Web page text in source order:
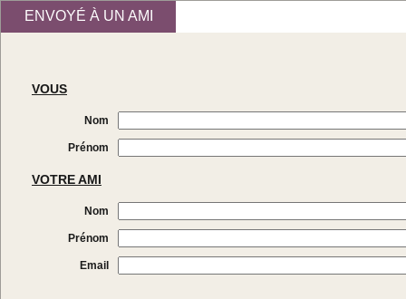
ENVOYÉ À UN AMI
VOUS
Nom
Prénom
VOTRE AMI
Nom
Prénom
Email